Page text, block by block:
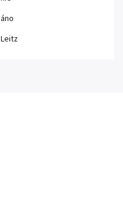
áno
Leitz